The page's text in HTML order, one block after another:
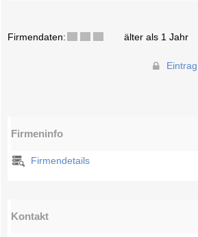
Firmendaten: älter als 1 Jahr
Firmeninfo
Firmendetails
Kontakt